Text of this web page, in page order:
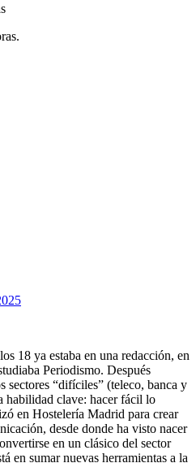
18 ya estaba en una redacción, en
Periodismo. Después
sectores “difíciles” (teleco, banca y
habilidad clave: hacer fácil lo
en Hostelería Madrid para crear
desde donde ha visto nacer
en un clásico del sector
en sumar nuevas herramientas a la